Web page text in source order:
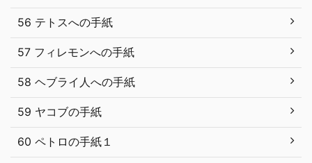
56 テトスへの手紙
57 フィレモンへの手紙
58 ヘブライ人への手紙
59 ヤコブの手紙
60 ペトロの手紙１